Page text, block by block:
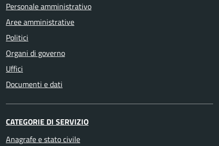
Personale amministrativo
Aree amministrative
Politici
Organi di governo
Uffici
Documenti e dati
CATEGORIE DI SERVIZIO
Anagrafe e stato civile